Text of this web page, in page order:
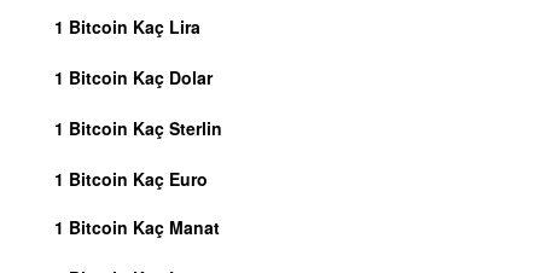
1 Bitcoin Kaç Lira
1 Bitcoin Kaç Dolar
1 Bitcoin Kaç Sterlin
1 Bitcoin Kaç Euro
1 Bitcoin Kaç Manat